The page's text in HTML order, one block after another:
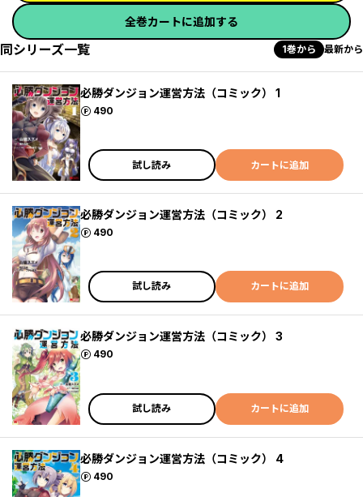
全巻カートに追加する
同シリーズ一覧 1巻から 最新から
必勝ダンジョン運営方法（コミック） 1
490
ポイント
試し読み カートに追加
必勝ダンジョン運営方法（コミック） 2
490
ポイント
試し読み カートに追加
必勝ダンジョン運営方法（コミック） 3
490
ポイント
試し読み カートに追加
必勝ダンジョン運営方法（コミック） 4
490
ポイント